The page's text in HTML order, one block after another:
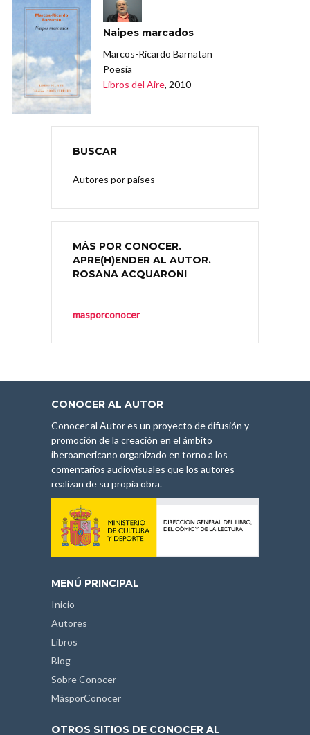
Naipes marcados
Marcos-Ricardo Barnatan
Poesía
Libros del Aire, 2010
BUSCAR
Autores por países
MÁS POR CONOCER.
APRE(H)ENDER AL AUTOR.
ROSANA ACQUARONI
masporconocer
CONOCER AL AUTOR
Conocer al Autor es un proyecto de difusión y
promoción de la creación en el ámbito
iberoamericano organizado en torno a los
comentarios audiovisuales que los autores
realizan de su propia obra.
MENÚ PRINCIPAL
Inicio
Autores
Libros
Blog
Sobre Conocer
MásporConocer
OTROS SITIOS DE CONOCER AL